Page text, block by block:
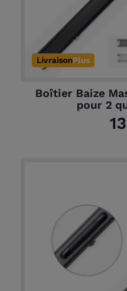
LivraisonPlus
Boîtier Baize
pour 2